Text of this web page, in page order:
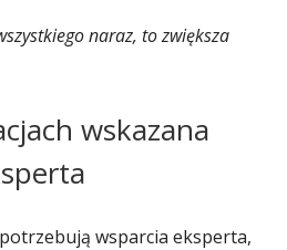
naraz, to zwiększa
wskazana
wsparcia eksperta,